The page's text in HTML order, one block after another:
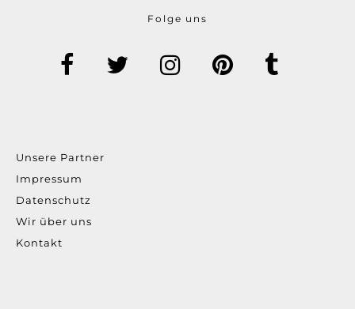
Folge uns
Unsere Partner
Impressum
Datenschutz
Wir über uns
Kontakt